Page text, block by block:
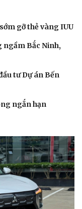
gỡ thẻ vàng IUU
ngầm Bắc Ninh,
tư Dự án Bến
ngắn hạn